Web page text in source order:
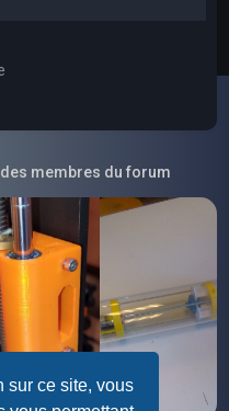
sur ce site, vous
membres du forum